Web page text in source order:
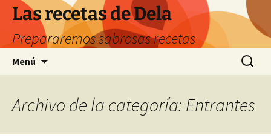
Saltar
contenido
Las recetas de Dela
Prepararemos sabrosas recetas
Menú Buscar:
Archivo de la categoría: Entrantes